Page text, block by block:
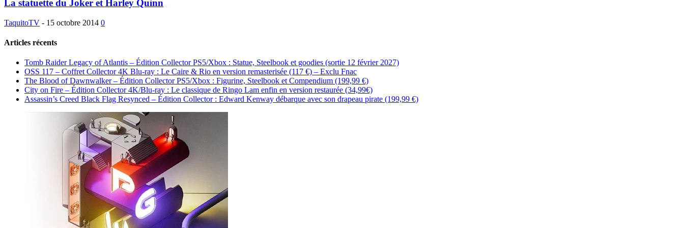
La statuette du Joker et Harley Quinn
TaquitoTV - 15 octobre 2014 0
Articles récents
Tomb Raider Legacy of Atlantis – Édition Collector PS5/Xbox : Statue, Steelbook et goodies (sortie 12 février 2027)
OSS 117 – Coffret Collector 4K Blu-ray : Le Caire & Rio en version remasterisée (117 €) – Exclu Fnac
The Blood of Dawnwalker – Édition Collector PS5/Xbox : Figurine, Steelbook et Compendium (199,99 €)
City on Fire – Édition Collector 4K/Blu-ray : Le classique de Ringo Lam enfin en version restaurée (34,99€)
Assassin’s Creed Black Flag Resynced – Édition Collector : Edward Kenway débarque avec son drapeau pirate (199,99 €)